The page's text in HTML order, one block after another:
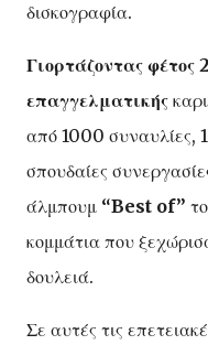
δισκογραφία.
Γιορτάζοντας φέτος
επαγγελματικής
από 1000 συναυλίες,
σπουδαίες
άλμπουμ “Best of”
κομμάτια που
δουλειά.
Σε αυτές τις